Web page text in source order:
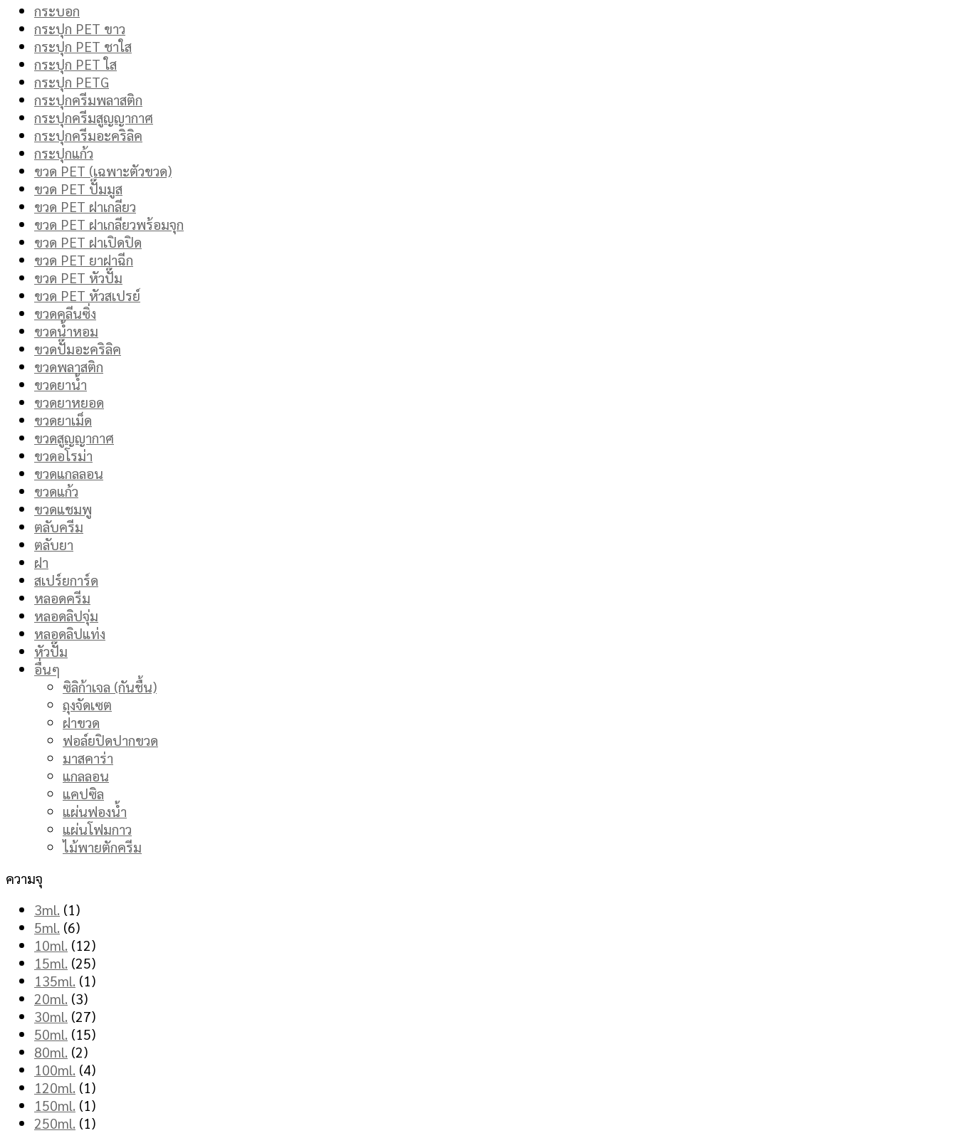
กระบอก
กระปุก PET ขาว
กระปุก PET ชาใส
กระปุก PET ใส
กระปุก PETG
กระปุกครีมพลาสติก
กระปุกครีมสูญญากาศ
กระปุกครีมอะคริลิค
กระปุกแก้ว
ขวด PET (เฉพาะตัวขวด)
ขวด PET ปั๊มมูส
ขวด PET ฝาเกลียว
ขวด PET ฝาเกลียวพร้อมจุก
ขวด PET ฝาเปิดปิด
ขวด PET ยาฝาฉีก
ขวด PET หัวปั๊ม
ขวด PET หัวสเปรย์
ขวดคลีนซิ่ง
ขวดน้ำหอม
ขวดปั๊มอะคริลิค
ขวดพลาสติก
ขวดยาน้ำ
ขวดยาหยอด
ขวดยาเม็ด
ขวดสูญญากาศ
ขวดอโรม่า
ขวดแกลลอน
ขวดแก้ว
ขวดแชมพู
ตลับครีม
ตลับยา
ฝา
สเปร์ยการ์ด
หลอดครีม
หลอดลิปจุ่ม
หลอดลิปแท่ง
หัวปั๊ม
อื่นๆ
ซิลิก้าเจล (กันชื้น)
ถุงจัดเซต
ฝาขวด
ฟอล์ยปิดปากขวด
มาสคาร่า
แกลลอน
แคปซิล
แผ่นฟองน้ำ
แผ่นโฟมกาว
ไม้พายตักครีม
ความจุ
3ml. (1)
5ml. (6)
10ml. (12)
15ml. (25)
135ml. (1)
20ml. (3)
30ml. (27)
50ml. (15)
80ml. (2)
100ml. (4)
120ml. (1)
150ml. (1)
250ml. (1)